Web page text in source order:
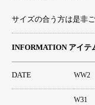
サイズの合う方は是非
INFORMATION アイテ
DATE WW2
W31